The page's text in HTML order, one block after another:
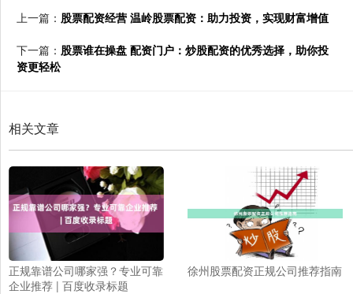
上一篇： 股票配资经营 温岭股票配资：助力投资，实现财富增值
下一篇： 股票谁在操盘 配资门户：炒股配资的优秀选择，助你投
资更轻松
相关文章
正规靠谱公司哪家强？专业可靠
企业推荐 | 百度收录标题
徐州股票配资正规公司推荐指南